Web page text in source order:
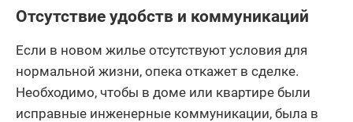
Отсутствие удобств и коммуникаций
Если в новом жилье отсутствуют условия для
нормальной жизни, опека откажет в сделке.
Необходимо, чтобы в доме или квартире были
исправные инженерные коммуникации, была в